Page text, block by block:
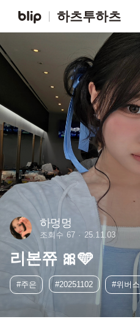
하츠투하츠
하멍멍
조회수 67 25.11.03
리본쮸 🎀🩵
#주은 #20251102 #위버스